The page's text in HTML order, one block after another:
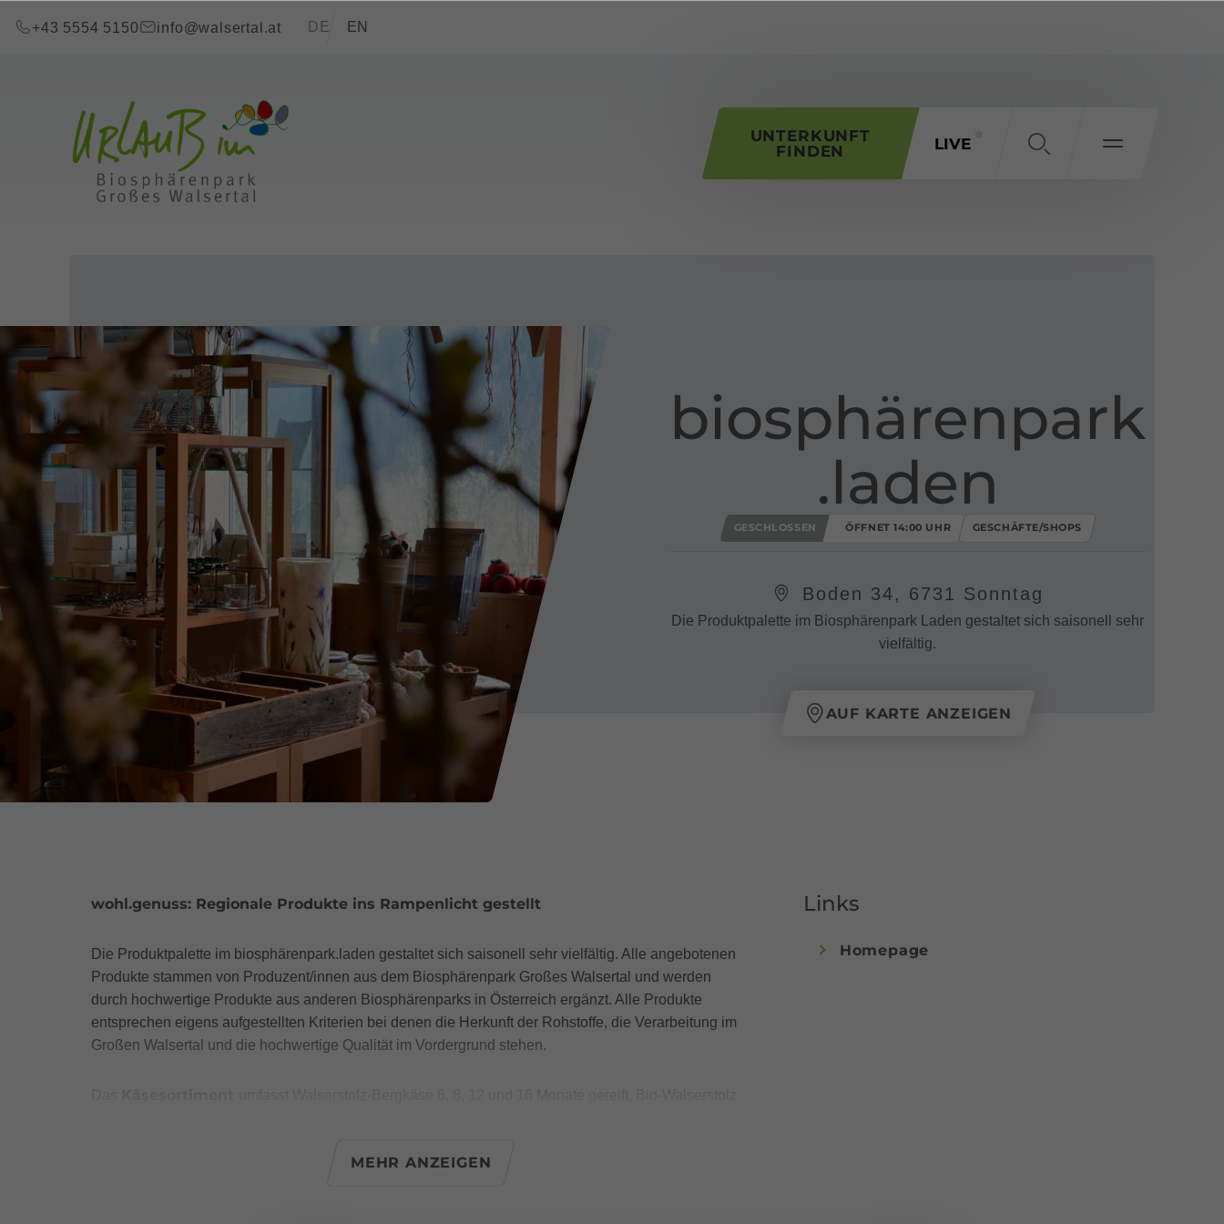
+43 5554 5150
info@walsertal.at DE EN
UNTERKUNFT
FINDEN
LIVE
biosphärenpark​
.​laden
GESCHLOSSEN ÖFFNET 14:00 UHR GESCHÄFTE/SHOPS
Boden 34, 6731 Sonntag
Die Produktpalette im Biosphärenpark Laden gestaltet sich saisonell sehr
vielfältig.
AUF KARTE ANZEIGEN
wohl.genuss: Regionale Produkte ins Rampenlicht gestellt
Die Produktpalette im biosphärenpark.laden gestaltet sich saisonell sehr vielfältig. Alle angebotenen
Produkte stammen von Produzent/innen aus dem Biosphärenpark Großes Walsertal und werden
durch hochwertige Produkte aus anderen Biosphärenparks in Österreich ergänzt. Alle Produkte
entsprechen eigens aufgestellten Kriterien bei denen die Herkunft der Rohstoffe, die Verarbeitung im
Großen Walsertal und die hochwertige Qualität im Vordergrund stehen.
, Butterschmalz, eine Knöpfle- sowie eine Fonudemischung (nur in
MEHR ANZEIGEN
Links
Homepage